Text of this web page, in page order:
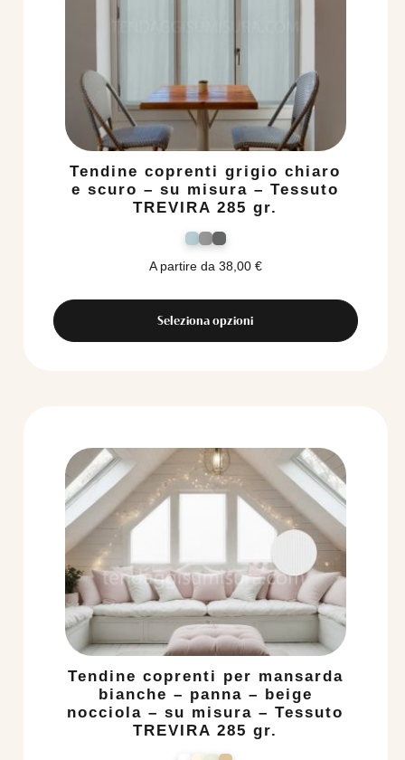
Tendine coprenti grigio chiaro
e scuro – su misura – Tessuto
TREVIRA 285 gr.
A partire da 38,00 €
Seleziona opzioni
Tendine coprenti per mansarda
bianche – panna – beige
nocciola – su misura – Tessuto
TREVIRA 285 gr.